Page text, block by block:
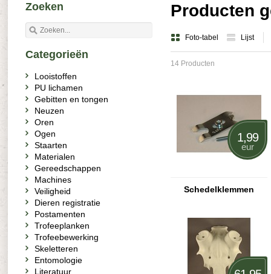
Producten
Foto-tabel Lijst
14 Producten
1,99
eur
Schedelklemmen
Zoeken
Categorieën
Looistoffen
PU lichamen
Gebitten en tongen
Neuzen
Oren
Ogen
Staarten
Materialen
Gereedschappen
Machines
Veiligheid
Dieren registratie
Postamenten
Trofeeplanken
Trofeebewerking
Skeletteren
Entomologie
Literatuur